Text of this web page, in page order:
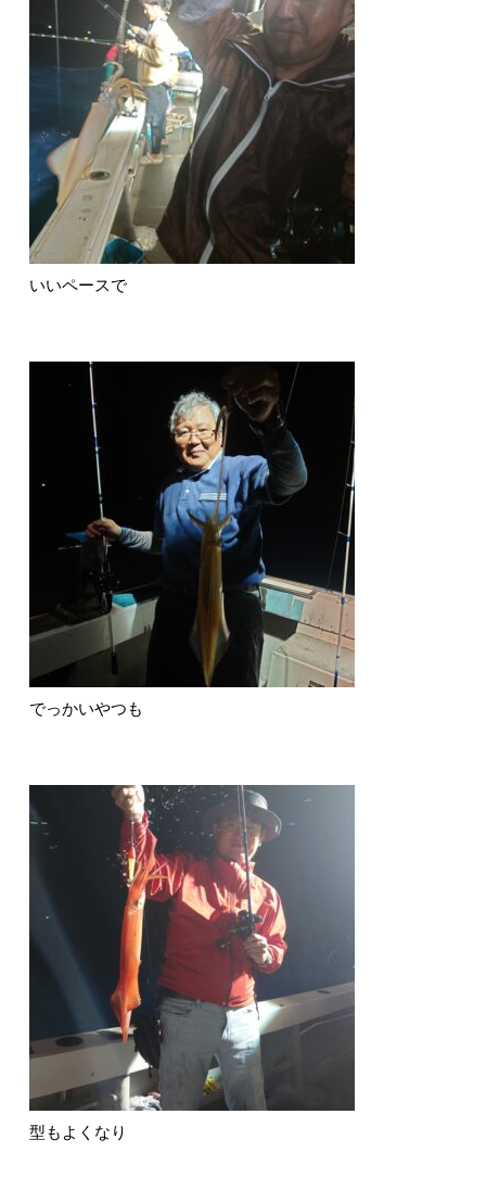
いいペースで
でっかいやつも
型もよくなり